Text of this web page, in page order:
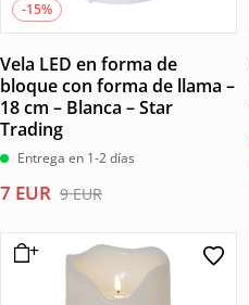
-15%
Vela LED en forma de
bloque con forma de llama –
18 cm – Blanca – Star
Trading
Entrega en 1-2 días
9EUR
El
original
era:
7 EUR
El
actual
es: